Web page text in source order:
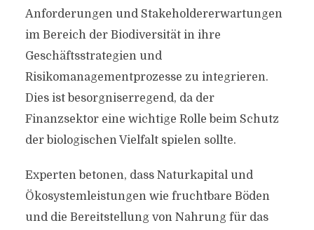
Anforderungen und Stakeholdererwartungen
im Bereich der Biodiversität in ihre
Geschäftsstrategien und
Risikomanagementprozesse zu integrieren.
Dies ist besorgniserregend, da der
Finanzsektor eine wichtige Rolle beim Schutz
der biologischen Vielfalt spielen sollte.
Experten betonen, dass Naturkapital und
Ökosystemleistungen wie fruchtbare Böden
und die Bereitstellung von Nahrung für das